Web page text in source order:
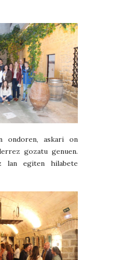
ondoren, askari on
gozatu genuen.
lan egiten hilabete